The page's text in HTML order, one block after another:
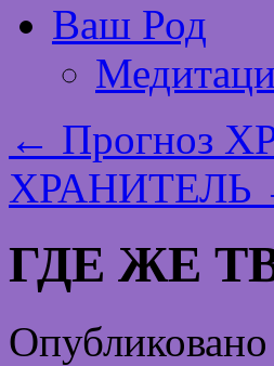
Ваш Род
← Прогноз
ХРАНИТЕЛЬ
ГДЕ ЖЕ
Опубликовано